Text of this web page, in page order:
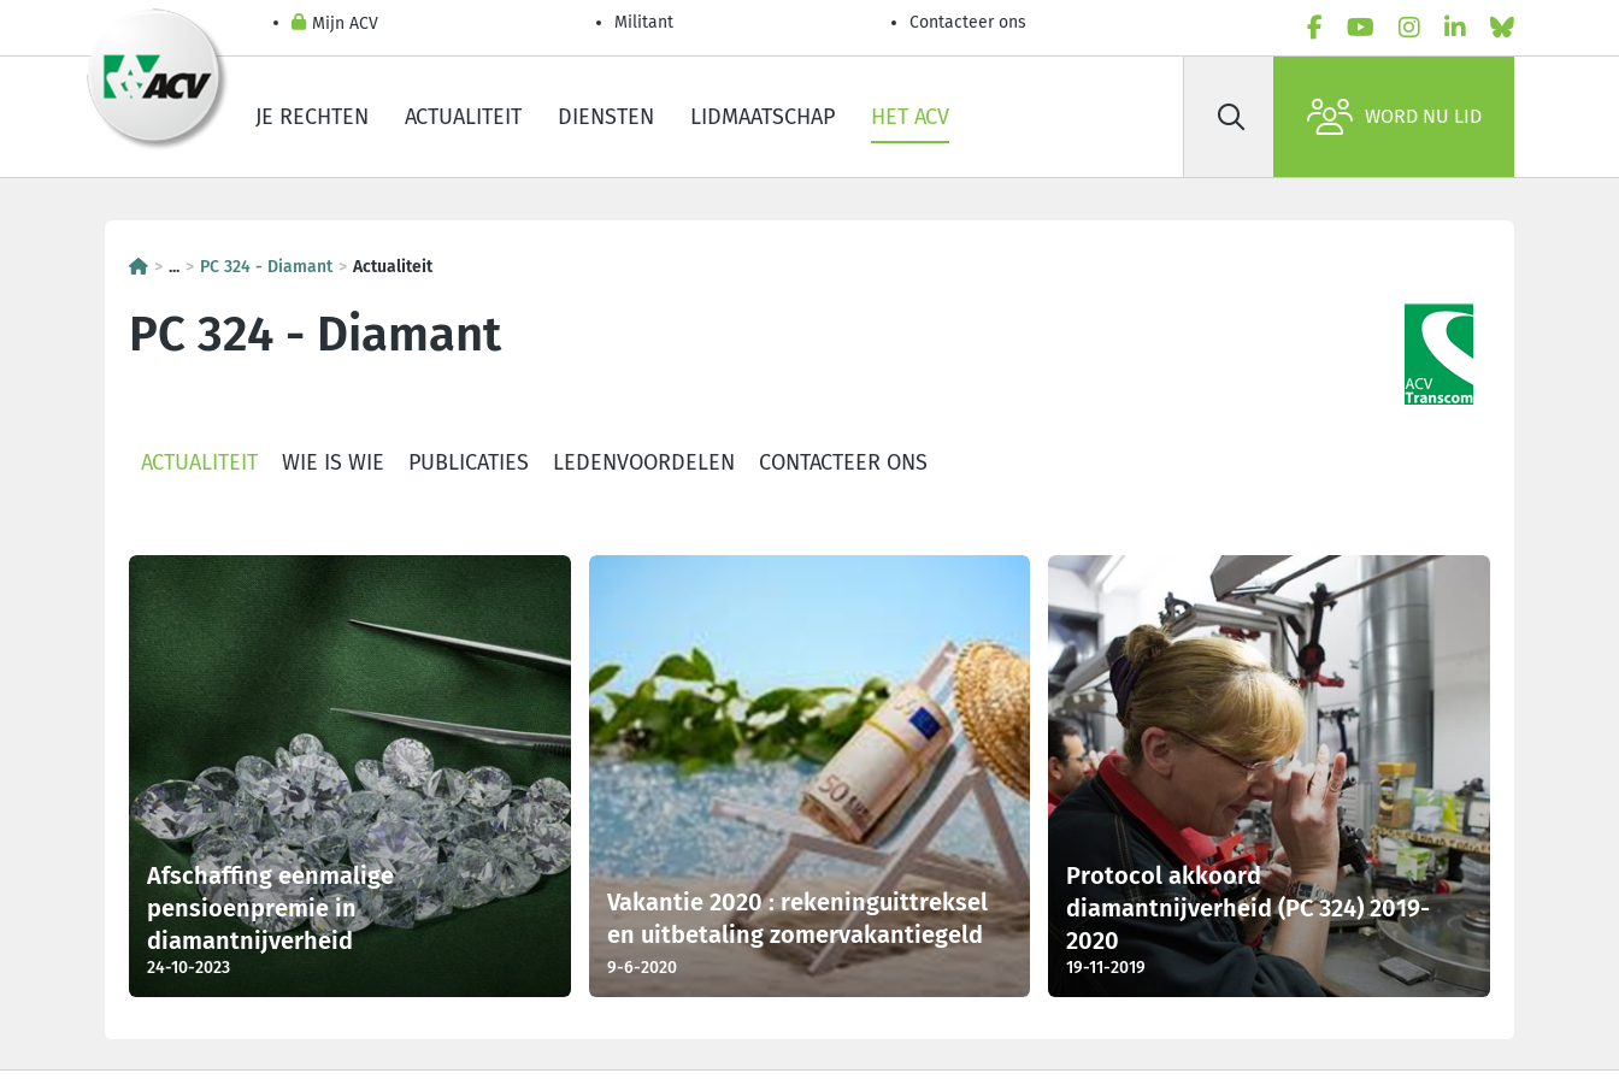
Mijn ACV Militant Contacteer ons
JE RECHTEN ACTUALITEIT DIENSTEN LIDMAATSCHAP HET ACV Zoek WORD NU LID
... PC 324 - Diamant Actualiteit
PC 324 - Diamant
ACTUALITEIT WIE IS WIE PUBLICATIES LEDENVOORDELEN CONTACTEER ONS
Laatste nieuws
Afschaffing eenmalige
pensioenpremie in
diamantnijverheid
24-10-2023
Vakantie 2020 : rekeninguittreksel
en uitbetaling zomervakantiegeld
9-6-2020
Protocol akkoord
diamantnijverheid (PC 324) 2019-
2020
19-11-2019